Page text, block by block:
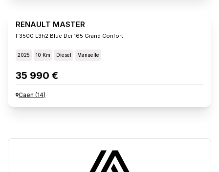
RENAULT MASTER
F3500 L3h2 Blue Dci 165 Grand Confort
2025 10 Km Diesel Manuelle
35 990 €
Caen (14)